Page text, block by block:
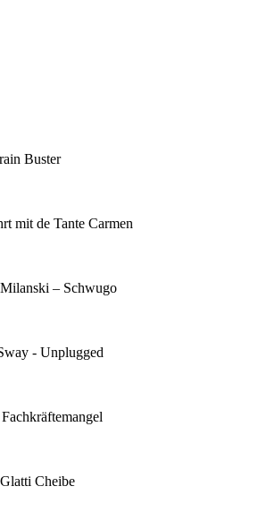
Buster
mit de Tante Carmen
– Schwugo
- Unplugged
Cheibe